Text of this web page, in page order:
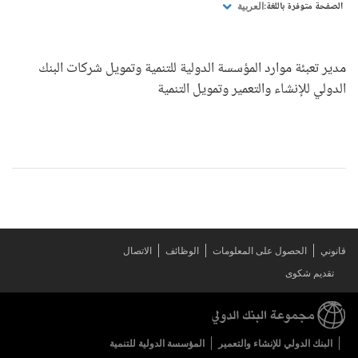
الصفحة متوفرة باللغة: العربية
مدير تعبئة موارد المؤسسة الدولية للتنمية وتمويل شركات البنك
الدولي للإنشاء والتعمير وتمويل التنمية
قانوني الحصول على المعلومات الوظائف
الاتصال
تقديم شكوى
البنك الدولي للإنشاء والتعمير المؤسسة الدولية للتنمية